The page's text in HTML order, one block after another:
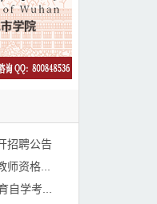
招聘公告
资格...
自学考...